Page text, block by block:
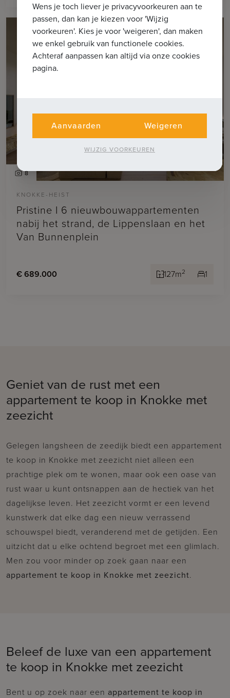
8
KNOKKE-HEIST
Pristine I 6 nieuwbouwappartementen
nabij het strand, de Lippenslaan en het
Van Bunnenplein
€ 689.000 127m2 1
Geniet van de rust met een
appartement te koop in Knokke met
zeezicht
Gelegen langsheen de zeedijk biedt een appartement
te koop in Knokke met zeezicht niet alleen een
prachtige plek om te wonen, maar ook een oase van
rust waar u kunt ontsnappen aan de hectiek van het
dagelijkse leven. Het zeezicht vormt er een levend
kunstwerk dat elke dag een nieuw verrassend
schouwspel biedt, veranderend met de getijden. Een
uitzicht dat u elke ochtend begroet met een glimlach.
Men zou voor minder op zoek gaan naar een
appartement te koop in Knokke met zeezicht.
Beleef de luxe van een appartement
te koop in Knokke met zeezicht
Bent u op zoek naar een appartement te koop in
Wens je toch liever je privacyvoorkeuren aan te
passen, dan kan je kiezen voor 'Wijzig
voorkeuren'. Kies je voor 'weigeren', dan maken
we enkel gebruik van functionele cookies.
Achteraf aanpassen kan altijd via onze cookies
pagina.
Aanvaarden Weigeren
WIJZIG VOORKEUREN